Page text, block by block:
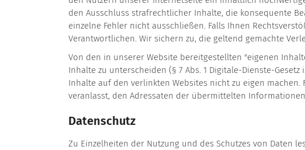
den Ausschluss strafrechtlicher Inhalte, die konsequente
einzelne Fehler nicht ausschließen. Falls Ihnen
Verantwortlichen. Wir sichern zu, die geltend gemachte
Von den in unserer Website bereitgestellten "eigenen
Inhalte zu unterscheiden (§ 7 Abs. 1 Digitale-Dienste-
Inhalte auf den verlinkten Websites nicht zu eigen
veranlasst, den Adressaten der übermittelten
Datenschutz
Zu Einzelheiten der Nutzung und des Schutzes von Daten